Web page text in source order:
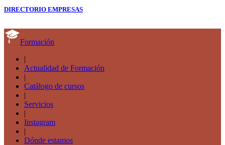
DIRECTORIO EMPRESAS
Formación
|
Actualidad de Formación
|
Catálogo de cursos
|
Servicios
|
Instagram
|
Dónde estamos